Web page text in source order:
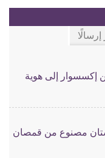
إرسالًا
إكسسوار إلى هوية
مصنوع من قمصان